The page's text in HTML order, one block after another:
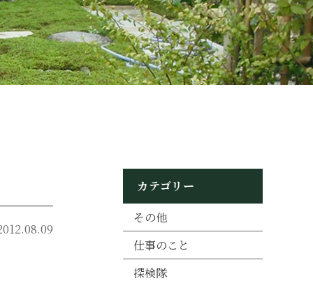
カテゴリー
その他
仕事のこと
探検隊